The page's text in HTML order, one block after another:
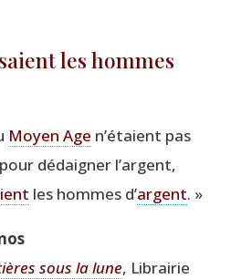
les hommes
Moyen Age n’é­taient pas
dédai­gner l’argent,
les hommes d’argent. »
sous la lune, Librai­rie